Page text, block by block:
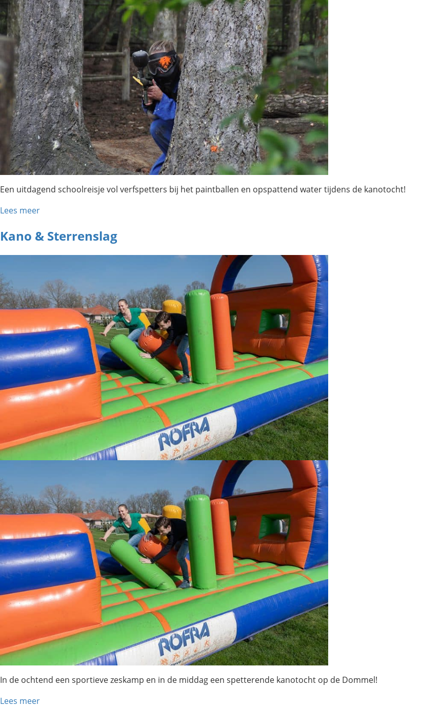
Een uitdagend schoolreisje vol verfspetters bij het paintballen en opspattend water tijdens de kanotocht!
Lees meer
Kano & Sterrenslag
In de ochtend een sportieve zeskamp en in de middag een spetterende kanotocht op de Dommel!
Lees meer